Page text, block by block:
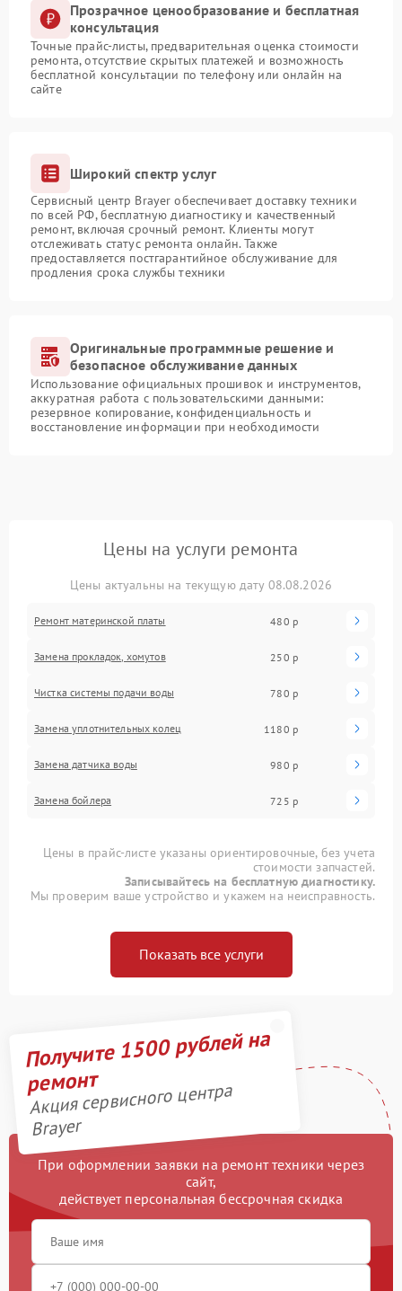
Прозрачное ценообразование и бесплатная
консультация
Точные прайс-листы, предварительная оценка стоимости
ремонта, отсутствие скрытых платежей и возможность
бесплатной консультации по телефону или онлайн на
сайте
Широкий спектр услуг
Сервисный центр Brayer обеспечивает доставку техники
по всей РФ, бесплатную диагностику и качественный
ремонт, включая срочный ремонт. Клиенты могут
отслеживать статус ремонта онлайн. Также
предоставляется постгарантийное обслуживание для
продления срока службы техники
Оригинальные программные решение и
безопасное обслуживание данных
Использование официальных прошивок и инструментов,
аккуратная работа с пользовательскими данными:
резервное копирование, конфиденциальность и
восстановление информации при необходимости
Цены на услуги ремонта
Цены актуальны на текущую дату 08.08.2026
Ремонт материнской платы 480 р
Замена прокладок, хомутов 250 р
Чистка системы подачи воды 780 р
Замена уплотнительных колец 1180 р
Замена датчика воды 980 р
Замена бойлера 725 р
Цены в прайс-листе указаны ориентировочные, без учета
стоимости запчастей.
Записывайтесь на бесплатную диагностику.
Мы проверим ваше устройство и укажем на неисправность.
Показать все услуги
Получите 1500 рублей на
ремонт
Акция сервисного центра
Brayer
При оформлении заявки на ремонт техники через
сайт,
действует персональная бессрочная скидка